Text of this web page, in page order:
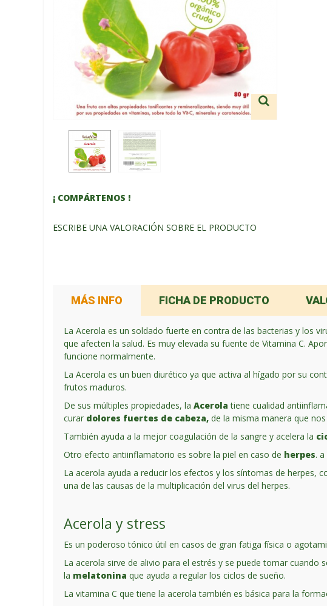
¡ COMPÁRTENOS !
ESCRIBE UNA VALORACIÓN SOBRE EL PRODUCTO
MÁS INFO FICHA DE PRODUCTO
La Acerola es un soldado fuerte en contra de las bacterias y los
que afecten la salud. Es muy elevada su fuente de Vitamina C.
funcione normalmente.
La Acerola es un buen diurético ya que activa al hígado por su
frutos maduros.
De sus múltiples propiedades, la Acerolatiene cualidad
curar dolores fuertes de cabeza, de la misma manera que
También ayuda a la mejor coagulación de la sangre y acelera la
Otro efecto antiinflamatorio es sobre la piel en caso de herpes.
La acerola ayuda a reducir los efectos y los síntomas de herpes,
una de las causas de la multiplicación del virus del herpes.
Acerola y stress
Es un poderoso tónico útil en casos de gran fatiga física o
La acerola sirve de alivio para el estrés y se puede tomar
la melatonina que ayuda a regular los ciclos de sueño.
La vitamina C que tiene la acerola también es básica para la